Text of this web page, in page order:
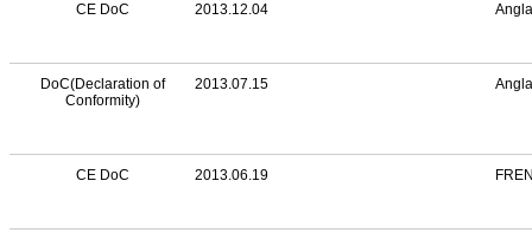
CE DoC 2013.12.04
DoC(Declaration of
Conformity)
2013.07.15
CE DoC 2013.06.19